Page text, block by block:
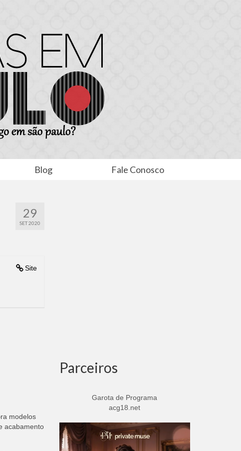
Blog Fale Conosco
29
SET 2020
Site
modelos
acabamento
Parceiros
Garota de Programa
acg18.net